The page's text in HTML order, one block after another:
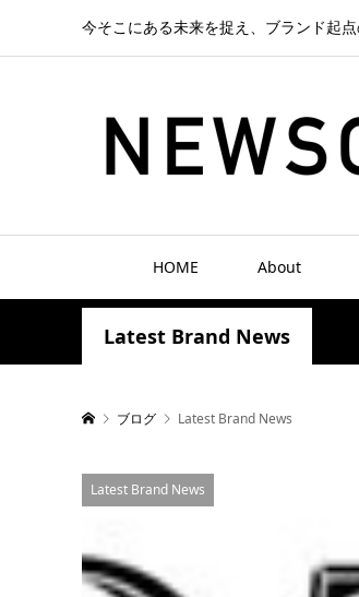
今そこにある未来を捉え、ブランド起
HOME About
Latest Brand News
ブログ Latest Brand News
Latest Brand News